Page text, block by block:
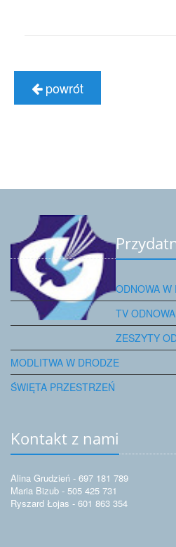
powrót
ODNOWA W
TV ODNOWA
ZESZYTY
MODLITWA W DRODZE
ŚWIĘTA PRZESTRZEŃ
Kontakt z nami
Alina Grudzień - 697 181 789
Maria Bizub - 505 425 731
Ryszard Łojas - 601 863 354